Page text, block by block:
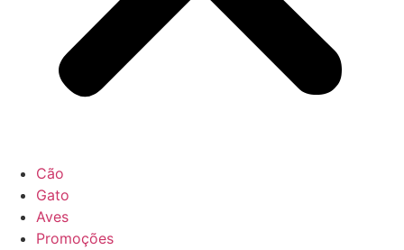
Cão
Gato
Aves
Promoções